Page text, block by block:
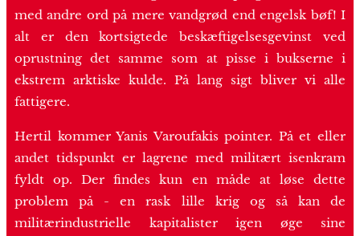
med andre ord på mere vandgrød end engelsk bøf! I
alt er den kortsigtede beskæftigelsesgevinst ved
oprustning det samme som at pisse i bukserne i
ekstrem arktiske kulde. På lang sigt bliver vi alle
fattigere.
Hertil kommer Yanis Varoufakis pointer. På et eller
andet tidspunkt er lagrene med militært isenkram
fyldt op. Der findes kun en måde at løse dette
problem på - en rask lille krig og så kan de
militærindustrielle kapitalister igen øge sine